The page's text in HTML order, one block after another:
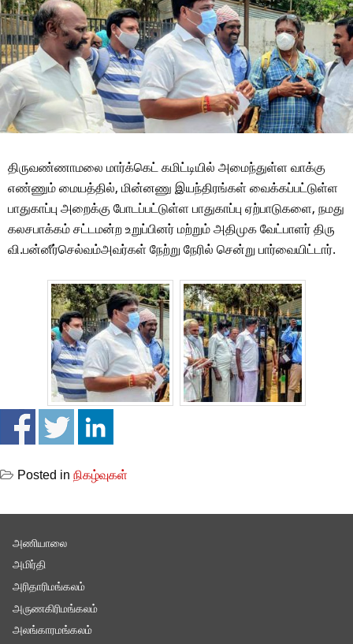
திருவண்ணாமலை மார்க்கெட் கமிட்டியில் அமைந்துள்ள வாக்கு
எண்ணும் மையத்தில், மின்னணு இயந்திரங்கள் வைக்கப்பட்டுள்ள
பாதுகாப்பு அறைக்கு போடப்பட்டுள்ள பாதுகாப்பு ஏற்பாடுகளை, நமது
கலசபாக்கம் சட்டமன்ற உறுப்பினர் மற்றும் அதிமுக வேட்பாளர் திரு
வி.பன்னீர்செல்வம்அவர்கள் நேற்று நேரில் சென்று பார்வையிட்டார்.
Posted in நிகழ்வுகள்
அணியாலை
அமிர்தி
அரிதாரிமங்கலம்
அருணகிரிமங்கலம்
அலங்காரமங்கலம்